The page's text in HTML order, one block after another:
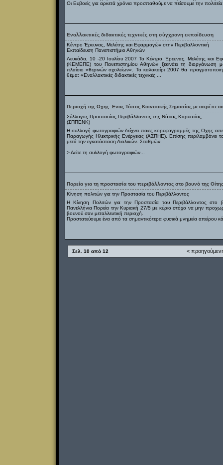
Οι Ευβοείς για αρκετά χρόνια προσπαθούμε να πείσουμε την πολιτεία
Εναλλακτικές διδακτικές τεχνικές στη σύγχρονη εκπαίδευση
Κέντρο Έρευνας, Μελέτης και Εφαρμογών στην Περιβαλλοντική
Εκπαίδευση Πανεπιστήμιο Αθηνών
Λευκάδα, 10 -20 Ιουλίου 2007 Το Κέντρο Έρευνας, Μελέτης και
(ΚΕΜΕΠΕ) του Πανεπιστημίου Αθηνών ξεκινάει τη διοργάνωση
πλαίσιο «θερινών σχολείων». Το καλοκαίρι 2007 θα
θέμα: «Εναλλακτικές διδακτικές τεχνικές ...
Περιοχή της Οχης: Ενας Τόπος Κοινοτικής Σημασίας
Σύλλογος Προστασίας Περιβάλλοντος της Νότιας Καρυστίας
(ΣΠΠΕΝΚ)
Η συλλογή φωτογραφιών δείχνει ποιες κορυφογραμμές της Οχης
Παραγωγής Ηλεκτρικής Ενέργειας (ΑΣΠΗΕ). Επίσης περιλαμβάνει
μετά την εγκατάσταση Αιολικών. Σταθμών.
> Δείτε τη συλλογή φωτογραφιών...
Πορεία για τη προστασία του περιβάλλοντος στο βουνό της
Κίνηση πολιτών για την Προστασία του Περιβάλλοντος
Η Κίνηση Πολιτών για την Προστασία του Περιβάλλοντος στο
Πανελλήνια Πορεία την Κυριακή 27/5 με κύριο στόχο να μην
βουνού σαν μεταλλευτική περιοχή.
Προστατεύουμε ένα από τα σημαντικότερα φυσικά μνημεία απείρου
Σελ. 10 από 12 <